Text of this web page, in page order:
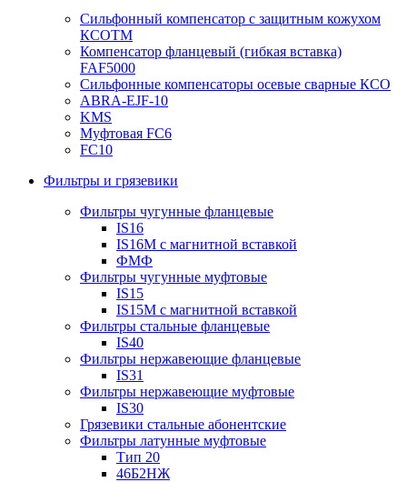
Сильфонный компенсатор с защитным кожухом
КСОТM
Компенсатор фланцевый (гибкая вставка)
FAF5000
Сильфонные компенсаторы осевые сварные КСО
ABRA-EJF-10
KMS
Муфтовая FC6
FC10
Фильтры и грязевики
Фильтры чугунные фланцевые
IS16
IS16M с магнитной вставкой
ФМФ
Фильтры чугунные муфтовые
IS15
IS15M c магнитной вставкой
Фильтры стальные фланцевые
IS40
Фильтры нержавеющие фланцевые
IS31
Фильтры нержавеющие муфтовые
IS30
Грязевики стальные абонентские
Фильтры латунные муфтовые
Тип 20
46Б2НЖ